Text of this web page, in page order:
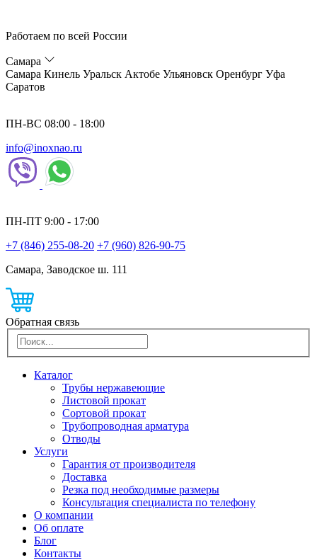
Работаем по всей России
Самара
Самара Кинель Уральск Актобе Ульяновск Оренбург Уфа
Саратов
ПН-ВС 08:00 - 18:00
info@inoxnao.ru
ПН-ПТ 9:00 - 17:00
+7 (846) 255-08-20 +7 (960) 826-90-75
Самара, Заводское ш. 111
Обратная связь
Каталог
Трубы нержавеющие
Листовой прокат
Сортовой прокат
Трубопроводная арматура
Отводы
Услуги
Гарантия от производителя
Доставка
Резка под необходимые размеры
Консультация специалиста по телефону
О компании
Об оплате
Блог
Контакты